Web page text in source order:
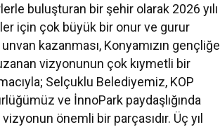
buluşturan bir şehir olarak 2026 yılı
için çok büyük bir onur ve gurur
kazanması, Konyamızın gençliğe
vizyonunun çok kıymetli bir
Selçuklu Belediyemiz, KOP
ve İnnoPark paydaşlığında
önemli bir parçasıdır. Üç yıl